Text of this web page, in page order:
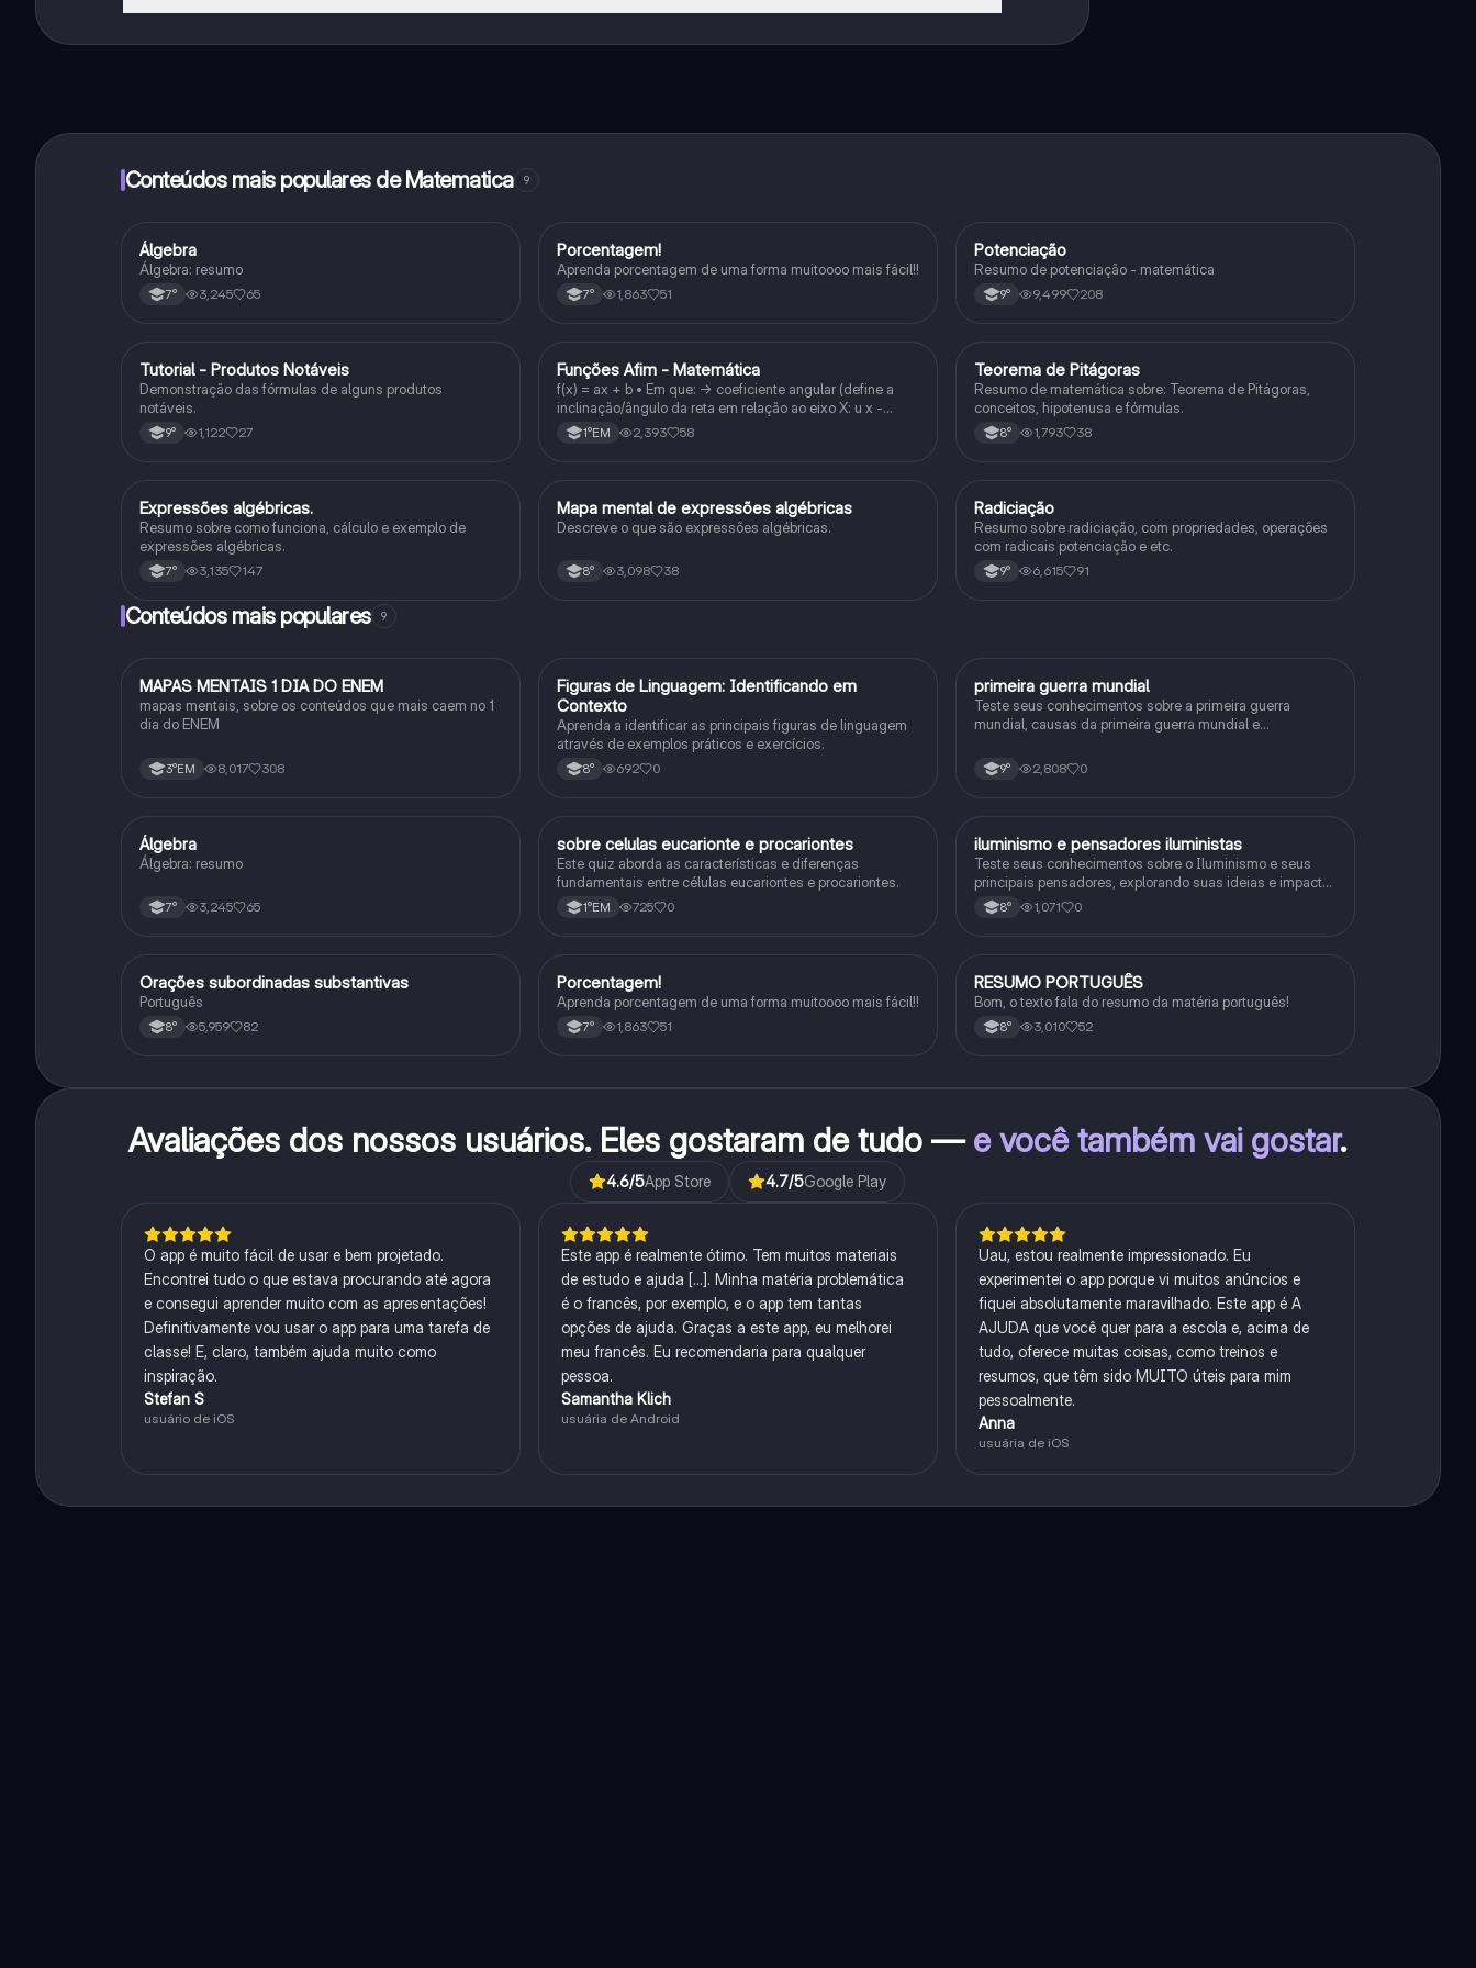
funcionalidades da aplicação, pode adquirir o Knowunity Pro.
Conteúdos mais populares de Matematica 9
Matematica
Álgebra
Álgebra: resumo
7° 3,245 65
Matematica
Porcentagem!
Aprenda porcentagem de uma forma muitoooo mais fácil!!
7° 1,863 51
Matematica
Potenciação
Resumo de potenciação - matemática
9° 9,499 208
Matematica
Tutorial - Produtos Notáveis
Demonstração das fórmulas de alguns produtos
notáveis.
9° 1,122 27
Matematica
Funções Afim - Matemática
f(x) = ax + b • Em que: -> coeficiente angular (define a
inclinação/ângulo da reta em relação ao eixo X: u x -
variável: a b → coeficiente linear (valor que corta o eixo y).
1°EM 2,393 58
Matematica
Teorema de Pitágoras
Resumo de matemática sobre: Teorema de Pitágoras,
conceitos, hipotenusa e fórmulas.
8° 1,793 38
Matematica
Expressões algébricas.
Resumo sobre como funciona, cálculo e exemplo de
expressões algébricas.
7° 3,135 147
Matematica
Mapa mental de expressões algébricas
Descreve o que são expressões algébricas.
8° 3,098 38
Matematica
Radiciação
Resumo sobre radiciação, com propriedades, operações
com radicais potenciação e etc.
9° 6,615 91
Conteúdos mais populares 9
Português
MAPAS MENTAIS 1 DIA DO ENEM
mapas mentais, sobre os conteúdos que mais caem no 1
dia do ENEM
3°EM 8,017 308
FPortuguês
Figuras de Linguagem: Identificando em
Contexto
Aprenda a identificar as principais figuras de linguagem
através de exemplos práticos e exercícios.
8° 692 0
História
primeira guerra mundial
Teste seus conhecimentos sobre a primeira guerra
mundial, causas da primeira guerra mundial e
primeira guerra mundial
9° 2,808 0
Matematica
Álgebra
Álgebra: resumo
7° 3,245 65
Biologia
sobre celulas eucarionte e procariontes
Este quiz aborda as características e diferenças
fundamentais entre células eucariontes e procariontes.
1°EM 725 0
História
iluminismo e pensadores iluministas
Teste seus conhecimentos sobre o Iluminismo e seus
principais pensadores, explorando suas ideias e impacto
histórico.
8° 1,071 0
Português
Orações subordinadas substantivas
Português
8° 5,959 82
Matematica
Porcentagem!
Aprenda porcentagem de uma forma muitoooo mais fácil!!
7° 1,863 51
Português
RESUMO PORTUGUÊS
Bom, o texto fala do resumo da matéria português!
8° 3,010 52
Avaliações dos nossos usuários. Eles gostaram de tudo —e você também vai gostar.
4.6/5App Store 4.7/5Google Play
O app é muito fácil de usar e bem projetado.
Encontrei tudo o que estava procurando até agora
e consegui aprender muito com as apresentações!
Definitivamente vou usar o app para uma tarefa de
classe! E, claro, também ajuda muito como
inspiração.
Stefan S
usuário de iOS
Este app é realmente ótimo. Tem muitos materiais
de estudo e ajuda [...]. Minha matéria problemática
é o francês, por exemplo, e o app tem tantas
opções de ajuda. Graças a este app, eu melhorei
meu francês. Eu recomendaria para qualquer
pessoa.
Samantha Klich
usuária de Android
Uau, estou realmente impressionado. Eu
experimentei o app porque vi muitos anúncios e
fiquei absolutamente maravilhado. Este app é A
AJUDA que você quer para a escola e, acima de
tudo, oferece muitas coisas, como treinos e
resumos, que têm sido MUITO úteis para mim
pessoalmente.
Anna
usuária de iOS